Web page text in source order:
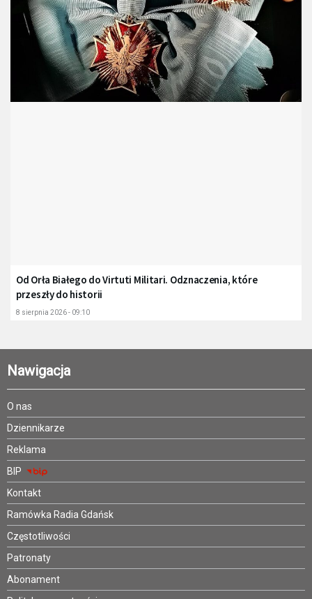
Od Orła Białego do Virtuti Militari. Odznaczenia, które
przeszły do historii
8 sierpnia 2026 - 09:10
Nawigacja
O nas
Dziennikarze
Reklama
BIP
Kontakt
Ramówka Radia Gdańsk
Częstotliwości
Patronaty
Abonament